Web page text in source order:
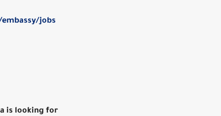
jobs/
is looking for: